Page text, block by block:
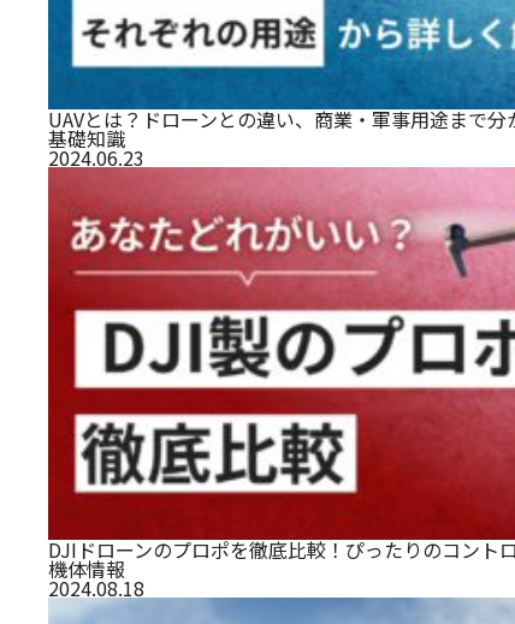
UAVとは？ドローンとの違い、商業・軍事用途まで
基礎知識
2024.06.23
DJIドローンのプロポを徹底比較！ぴったりのコント
機体情報
2024.08.18